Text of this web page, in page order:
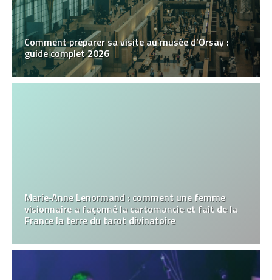
Comment préparer sa visite au musée d’Orsay :
guide complet 2026
Marie‑Anne Lenormand : comment une femme
visionnaire a façonné la cartomancie et fait de la
France la terre du tarot divinatoire